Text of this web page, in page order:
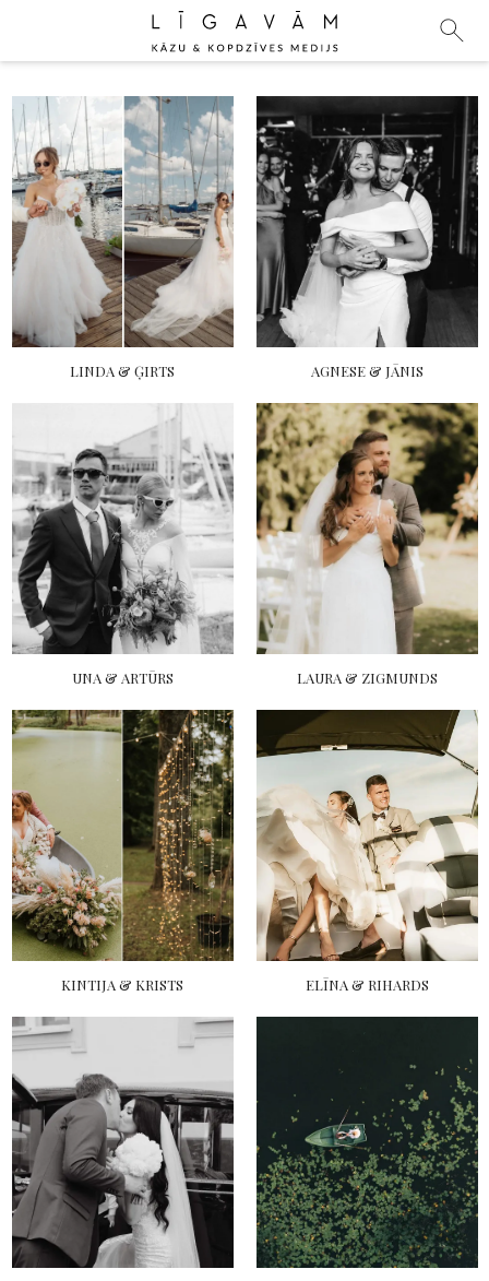
LINDA & ĢIRTS AGNESE & JĀNIS
UNA & ARTŪRS LAURA & ZIGMUNDS
KINTIJA & KRISTS ELĪNA & RIHARDS